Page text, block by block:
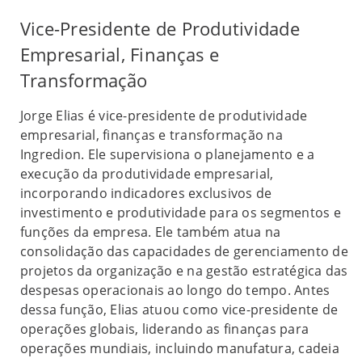
Vice-Presidente de Produtividade
Empresarial, Finanças e
Transformação
Jorge Elias é vice-presidente de produtividade
empresarial, finanças e transformação na
Ingredion. Ele supervisiona o planejamento e a
execução da produtividade empresarial,
incorporando indicadores exclusivos de
investimento e produtividade para os segmentos e
funções da empresa. Ele também atua na
consolidação das capacidades de gerenciamento de
projetos da organização e na gestão estratégica das
despesas operacionais ao longo do tempo. Antes
dessa função, Elias atuou como vice-presidente de
operações globais, liderando as finanças para
operações mundiais, incluindo manufatura, cadeia